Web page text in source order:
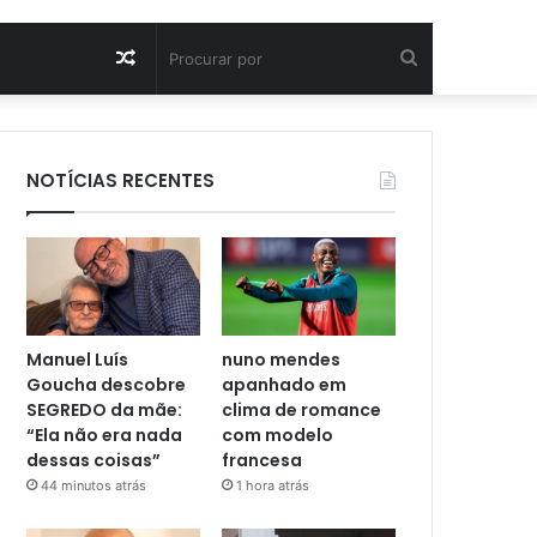
por
Artigo
aleatório
NOTÍCIAS RECENTES
Manuel Luís
Goucha descobre
SEGREDO da mãe:
“Ela não era nada
dessas coisas”
44 minutos atrás
nuno mendes
apanhado em
clima de romance
com modelo
francesa
1 hora atrás